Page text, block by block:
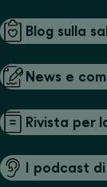
Blog sulla
News e
Rivista per
I podcast